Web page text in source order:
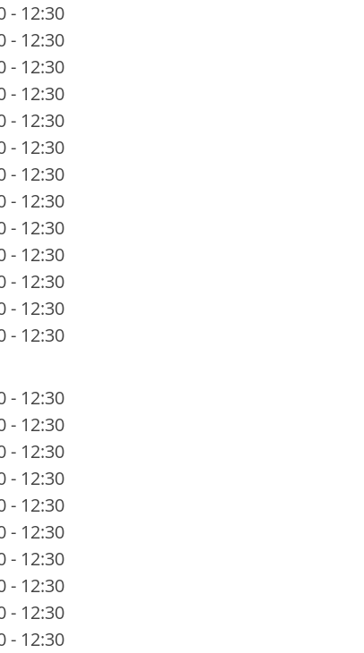
- 12:30
- 12:30
- 12:30
- 12:30
- 12:30
- 12:30
- 12:30
- 12:30
- 12:30
- 12:30
- 12:30
- 12:30
- 12:30
- 12:30
- 12:30
- 12:30
- 12:30
- 12:30
- 12:30
- 12:30
- 12:30
- 12:30
- 12:30